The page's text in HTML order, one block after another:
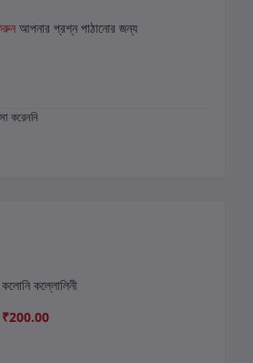
আপনার প্রশ্ন পাঠানোর জন্য
করেননি
কলোনি কল্লোলিনী
₹200.00